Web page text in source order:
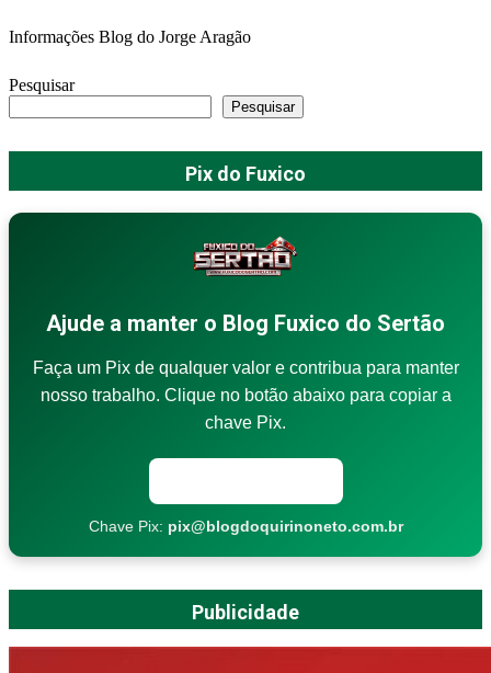
Informações Blog do Jorge Aragão
Pesquisar
Pesquisar
Pix do Fuxico
Ajude a manter o Blog Fuxico do Sertão
Faça um Pix de qualquer valor e contribua para manter
nosso trabalho. Clique no botão abaixo para copiar a
chave Pix.
Chave Pix: pix@blogdoquirinoneto.com.br
Publicidade